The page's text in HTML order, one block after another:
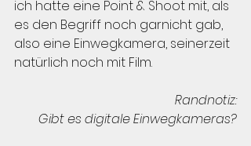
ich hatte eine Point & Shoot mit, als
es den Begriff noch garnicht gab,
also eine Einwegkamera, seinerzeit
natürlich noch mit Film.
Randnotiz:
Gibt es digitale Einwegkameras?